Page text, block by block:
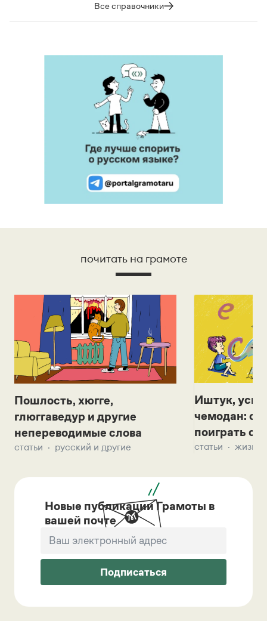
Все справочники
почитать на грамоте
Пошлость, хюгге,
глюггаведур и другие
непереводимые слова
статьи русский и другие
Иштук,
чемодан:
поиграть с
статьи жизнь
Новые публикации Грамоты в
вашей почте
Подписаться